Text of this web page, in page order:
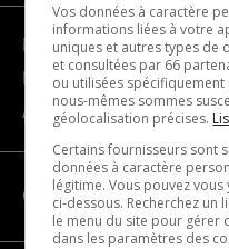
Devenir partenaire
Nous joindre
À propos
CATÉGORIES
Vos données à caractère
informations liées à votre
uniques et autres types de
et consultées par 66
ou utilisées
nous-mêmes sommes
géolocalisation précises.
Certains fournisseurs sont
données à caractère
légitime. Vous pouvez
ci-dessous. Recherchez un
le menu du site pour gérer
dans les paramètres des